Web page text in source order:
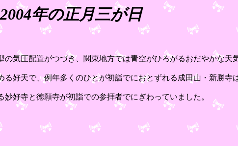
年の正月三が日
の気圧配置がつづき、関東地方では青空がひろがるおだやかな天
好天で、例年多くのひとが初詣でにおとずれる成田山・新勝寺
好寺と徳願寺が初詣での参拝者でにぎわっていました。